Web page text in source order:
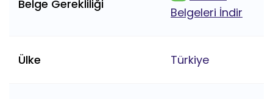
Belge Gerekliliği
Belgeleri İndir
Ülke Türkiye